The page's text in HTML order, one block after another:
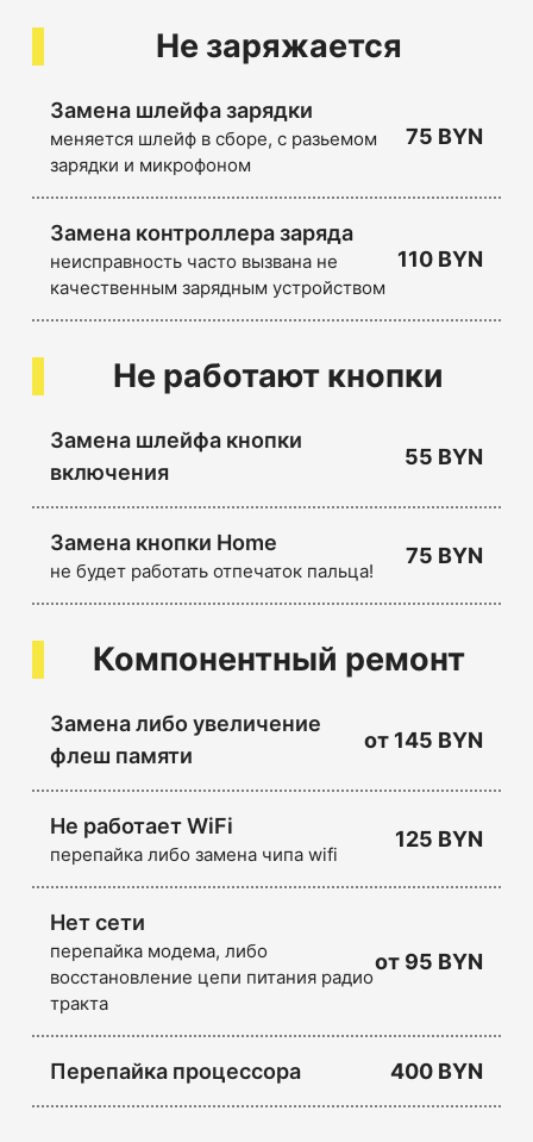
Не заряжается
Замена шлейфа зарядки
меняется шлейф в сборе, с разьемом
зарядки и микрофоном
75 BYN
Замена контроллера заряда
неисправность часто вызвана не
качественным зарядным устройством
110 BYN
Не работают кнопки
Замена шлейфа кнопки
включения
55 BYN
Замена кнопки Home
не будет работать отпечаток пальца!
75 BYN
Компонентный ремонт
Замена либо увеличение
флеш памяти
от 145 BYN
Не работает WiFi
перепайка либо замена чипа wifi
125 BYN
Нет сети
перепайка модема, либо
восстановление цепи питания радио
тракта
от 95 BYN
Перепайка процессора 400 BYN